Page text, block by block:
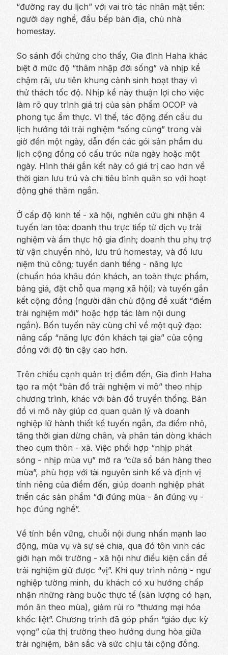
“đường ray du lịch” với vai trò tác nhân mặt tiền:
người dạy nghề, đầu bếp bản địa, chủ nhà
homestay.
So sánh đối chứng cho thấy, Gia đình Haha khác
biệt ở mức độ “thâm nhập đời sống” và nhịp kể
chậm rãi, ưu tiên khung cảnh sinh hoạt thay vì
thử thách tốc độ. Nhịp kể này thuận lợi cho việc
làm rõ quy trình giá trị của sản phẩm OCOP và
phong tục ẩm thực. Vì thế, tác động đến cầu du
lịch hướng tới trải nghiệm “sống cùng” trong vài
giờ đến một ngày, dẫn đến các gói sản phẩm du
lịch cộng đồng có cấu trúc nửa ngày hoặc một
ngày. Hình thái gắn kết này có giá trị cao hơn về
thời gian lưu trú và chi tiêu bình quân so với hoạt
động ghé thăm ngắn.
Ở cấp độ kinh tế - xã hội, nghiên cứu ghi nhận 4
tuyến lan tỏa: doanh thu trực tiếp từ dịch vụ trải
nghiệm và ẩm thực hộ gia đình; doanh thu phụ trợ
từ vận chuyển nhỏ, lưu trú homestay, và đồ lưu
niệm thủ công; tuyến danh tiếng - năng lực
(chuẩn hóa khâu đón khách, an toàn thực phẩm,
bảng giá, đặt chỗ qua mạng xã hội); và tuyến gắn
kết cộng đồng (người dân chủ động đề xuất “điểm
trải nghiệm mới” hoặc hợp tác làm nội dung
ngắn). Bốn tuyến này cùng chỉ về một quỹ đạo:
nâng cấp “năng lực đón khách tại gia” của cộng
đồng với độ tin cậy cao hơn.
Trên chiều cạnh quản trị điểm đến, Gia đình Haha
tạo ra một “bản đồ trải nghiệm vi mô” theo nhịp
chương trình, khác với bản đồ truyền thống. Bản
đồ vi mô này giúp cơ quan quản lý và doanh
nghiệp lữ hành thiết kế tuyến ngắn, đa điểm nhỏ,
tăng thời gian dừng chân, và phân tán dòng khách
theo cụm thôn - xã. Việc phối hợp “nhịp phát
sóng - nhịp mùa vụ” mở ra “cửa sổ bán hàng theo
mùa”, phù hợp với tài nguyên sinh kế và định vị
tính riêng của điểm đến, giúp doanh nghiệp phát
triển các sản phẩm “đi đúng mùa - ăn đúng vụ -
học đúng nghề”.
Về tính bền vững, chuỗi nội dung nhấn mạnh lao
động, mùa vụ và sự sẻ chia, qua đó tôn vinh các
giới hạn môi trường - xã hội như điều kiện cần để
trải nghiệm giữ được “vị”. Khi quy trình nông - ngư
nghiệp tường minh, du khách có xu hướng chấp
nhận những ràng buộc thực tế (sản lượng có hạn,
món ăn theo mùa), giảm rủi ro “thương mại hóa
khốc liệt”. Chương trình đã góp phần “giáo dục kỳ
vọng” của thị trường theo hướng dung hòa giữa
trải nghiệm, bản sắc và sức chịu tải cộng đồng.